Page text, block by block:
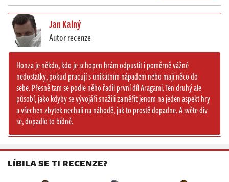
Jan Kalný
Autor recenze
Honza je někdo, kdo je schopen hrám odpustit i poměrně vážné
nedostatky, pokud pracují s unikátním nápadem nebo mají něco do
sebe. Přesně tam se podle něho řadil první díl Aragami. Ten druhý ale
působí, jako kdyby se vývojáři snažili zaměřit jenom na jeden aspekt hry
a všechen zbytek nechali na náhodě, jak to prostě dopadne. A světe div
se, dopadlo to bídně.
LÍBILA SE TI RECENZE?